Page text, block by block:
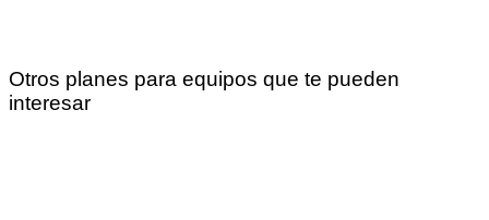
Otros planes para equipos que te pueden
interesar